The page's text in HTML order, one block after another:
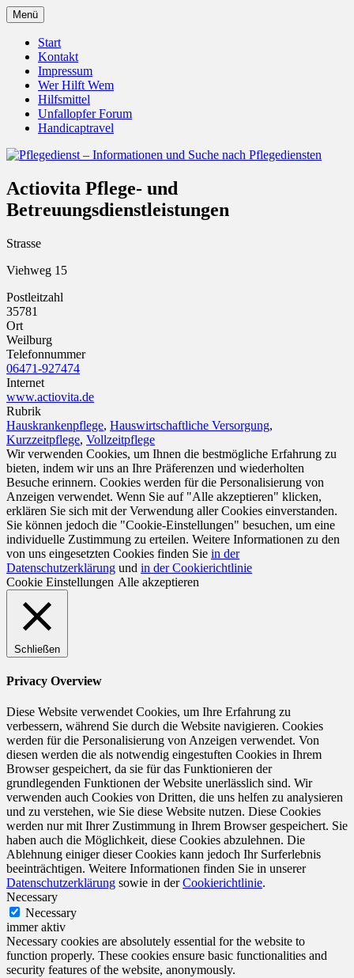
Zum
Inhalt
springen
Pflegedienst – Informationen
und Suche nach Pflegediensten
Unfallopfer – Hilfswerk
Menü
Start
Kontakt
Impressum
Wer Hilft Wem
Hilfsmittel
Unfallopfer Forum
Handicaptravel
Actiovita Pflege- und
Betreuungsdienstleistungen
Strasse
Viehweg 15
Postleitzahl
35781
Ort
Weilburg
Telefonnummer
06471-927474
Internet
www.actiovita.de
Rubrik
Hauskrankenpflege, Hauswirtschaftliche Versorgung,
Kurzzeitpflege, Vollzeitpflege
Wir verwenden Cookies, um Ihnen die bestmögliche Erfahrung zu
bieten, indem wir uns an Ihre Präferenzen und wiederholten
Besuche erinnern. Cookies werden für die Personalisierung von
Anzeigen verwendet. Wenn Sie auf "Alle akzeptieren" klicken,
erklären Sie sich mit der Verwendung aller Cookies einverstanden.
Sie können jedoch die "Cookie-Einstellungen" besuchen, um eine
individuelle Zustimmung zu erteilen. Weitere Informationen zu den
von uns eingesetzten Cookies finden Sie in der
Datenschutzerklärung und in der Cookierichtlinie
Cookie Einstellungen Alle akzeptieren
Schließen
Privacy Overview
Diese Website verwendet Cookies, um Ihre Erfahrung zu
verbessern, während Sie durch die Website navigieren. Cookies
werden für die Personalisierung von Anzeigen verwendet. Von
diesen werden die als notwendig eingestuften Cookies in Ihrem
Browser gespeichert, da sie für das Funktionieren der
grundlegenden Funktionen der Website unerlässlich sind. Wir
verwenden auch Cookies von Dritten, die uns helfen zu analysieren
und zu verstehen, wie Sie diese Website nutzen. Diese Cookies
werden nur mit Ihrer Zustimmung in Ihrem Browser gespeichert. Sie
haben auch die Möglichkeit, diese Cookies abzulehnen. Die
Ablehnung einiger dieser Cookies kann jedoch Ihr Surferlebnis
beeinträchtigen. Weitere Informationen finden Sie in unserer
Datenschutzerklärung sowie in derCookierichtlinie.
Necessary
Necessary
immer aktiv
Necessary cookies are absolutely essential for the website to
function properly. These cookies ensure basic functionalities and
security features of the website, anonymously.